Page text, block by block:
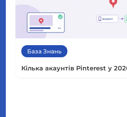
База Знань
Кілька акаунтів Pinterest у